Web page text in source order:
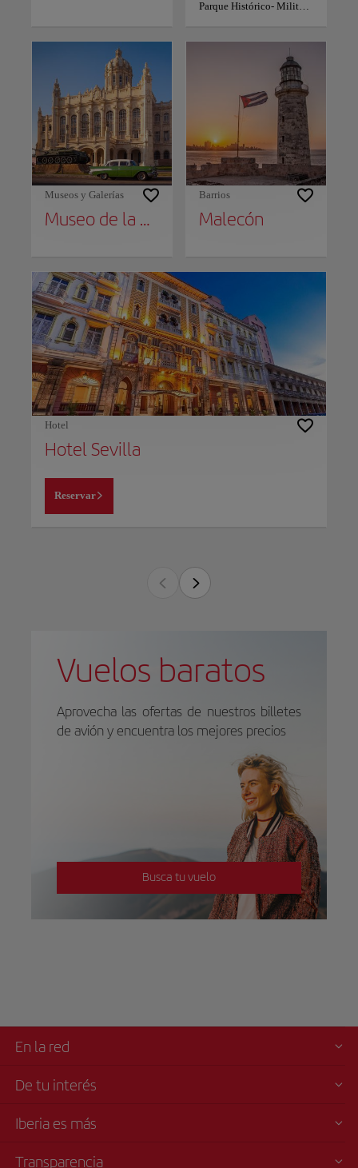
Parque Histórico- Militar Morro Cabaña
Museos y Galerías
Museo de la Revolución y Memorial Granma
Barrios
Malecón
Hotel
Hotel Sevilla
Reservar
Vuelos baratos
Aprovecha las ofertas de nuestros billetes
de avión y encuentra los mejores precios
Busca tu vuelo
En la red
De tu interés
Iberia es más
Transparencia